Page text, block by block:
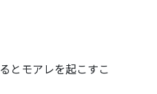
とモアレを起こすこ